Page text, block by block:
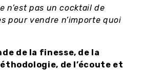
n’est pas un cocktail de
pour vendre n’importe quoi
de la finesse, de la
de l’écoute et